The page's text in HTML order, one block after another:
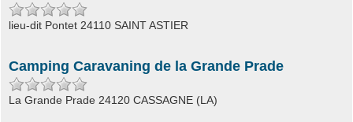
lieu-dit Pontet 24110 SAINT ASTIER
Camping Caravaning de la Grande Prade
La Grande Prade 24120 CASSAGNE (LA)